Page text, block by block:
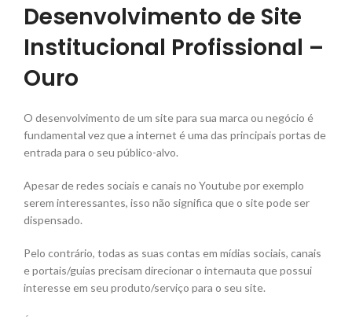
Desenvolvimento de Site
Institucional Profissional –
Ouro
O desenvolvimento de um site para sua marca ou negócio é
fundamental vez que a internet é uma das principais portas de
entrada para o seu público-alvo.
Apesar de redes sociais e canais no Youtube por exemplo
serem interessantes, isso não significa que o site pode ser
dispensado.
Pelo contrário, todas as suas contas em mídias sociais, canais
e portais/guias precisam direcionar o internauta que possui
interesse em seu produto/serviço para o seu site.